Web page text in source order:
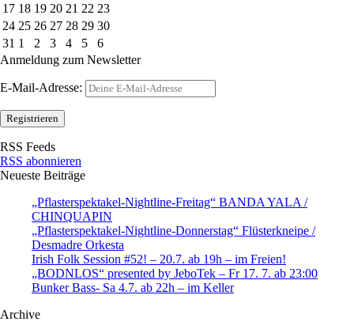
17 18 19 20 21 22 23
24 25 26 27 28 29 30
31 1 2 3 4 5
6
Anmeldung zum Newsletter
E-Mail-Adresse:
RSS Feeds
RSS abonnieren
Neueste Beiträge
„Pflasterspektakel-Nightline-Freitag“ BANDA YALA /
CHINQUAPIN
„Pflasterspektakel-Nightline-Donnerstag“ Flüsterkneipe /
Desmadre Orkesta
Irish Folk Session #52! – 20.7. ab 19h – im Freien!
„BODNLOS“ presented by JeboTek – Fr 17. 7. ab 23:00
Bunker Bass- Sa 4.7. ab 22h – im Keller
Archive